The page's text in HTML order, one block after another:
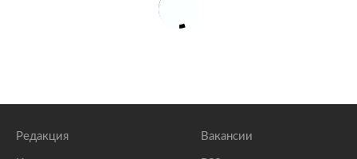
Редакция Вакансии